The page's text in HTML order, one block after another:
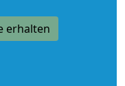
erhalten